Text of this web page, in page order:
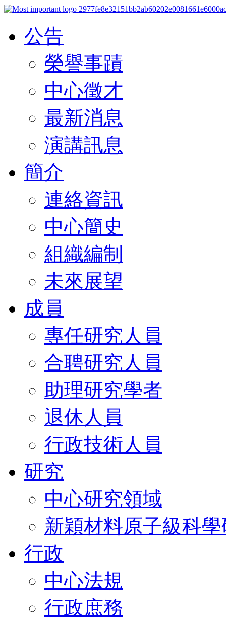
公告
榮譽事蹟
中心徵才
最新消息
演講訊息
簡介
連絡資訊
中心簡史
組織編制
未來展望
成員
專任研究人員
合聘研究人員
助理研究學者
退休人員
行政技術人員
研究
中心研究領域
新穎材料原子級科
行政
中心法規
行政庶務